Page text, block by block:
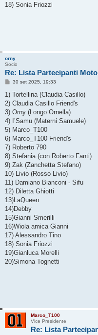
18) Sonia Friozzi
orny
Socio
Re: Lista Partecipanti
M
s
a
g
o
30 set 2025, 19:33
1) Tortellina (Claudia Casillo)
2) Claudia Casillo Friend's
3) Orny (Longo Ornella)
4) I’Samu (Materni Samuele)
5) Marco_T100
6) Marco_T100 Friend's
7) Roberto 790
8) Stefania (con Roberto Fanti)
9) Zak (Zanchetta Stefano)
10) Livio (Rosso Livio)
11) Damiano Bianconi - Sifu
12) Diletta Ghiotti
13)LaQueen
14)Debby
15)Gianni Smerilli
16)Wiola amica Gianni
17) Alessandro Tino
18) Sonia Friozzi
19)Gianluca Morelli
20)Simona Tognetti
Marco_T100
Vice Presidente
Re: Lista